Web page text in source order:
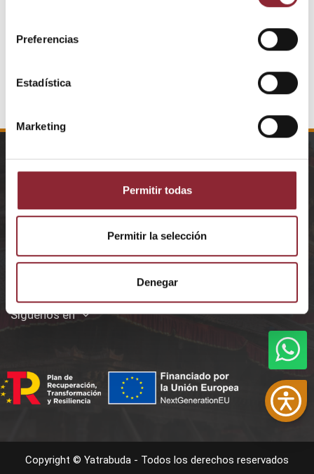
Preferencias
Estadística
Marketing
Permitir todas
Permitir la selección
Denegar
Privacidad y Aviso Legal
Categorías Destacadas
Síguenos en
Copyright © Yatrabuda - Todos los derechos reservados